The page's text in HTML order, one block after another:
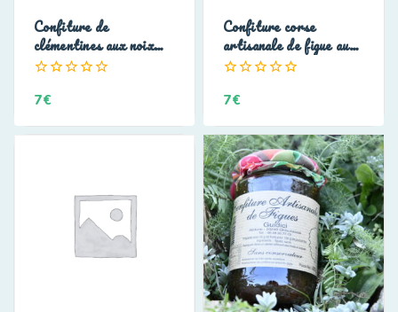
Confiture de
clémentines aux noix
guidici
de
7€
Confiture corse
artisanale de figue aux
Amandes Guidici
de
7€